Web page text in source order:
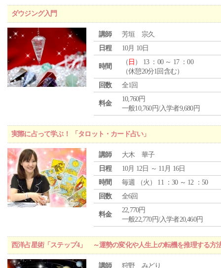
ダウジング入門
講師
芳垣 宗久
日程
10月 10日
時間
（ 日 ） 13 ：00 ～ 17 ：00
（休憩20分1回含む）
回数
全1回
料金
10,760円
一般10,760円/入学者9,680円
実際に占って学ぶ！ 「タロット・カード占い」
講師
大木 華子
日程
10月 12日 ～ 11月 16日
時間
毎週 （火 ） 11 ：30 ～ 12 ：50
回数
全6回
料金
22,770円
一般22,770円/入学者20,460円
西洋占星術「ステップ4」 ～運勢の変化や人生上の転機を推理する方
講師 狩野 みどり